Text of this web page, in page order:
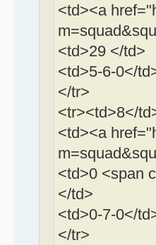
<td><a
<td>29 </td>
<td>5-6-0</
</tr>
<tr><td>8</
<td><a
<td>0 <span
</td>
<td>0-7-0</
</tr>